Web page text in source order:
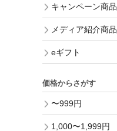
キャンペーン商品
メディア紹介商品
eギフト
価格からさがす
〜999円
1,000〜1,999円